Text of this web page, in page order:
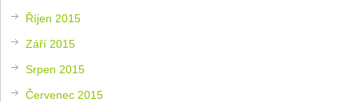
Říjen 2015
Září 2015
Srpen 2015
Červenec 2015